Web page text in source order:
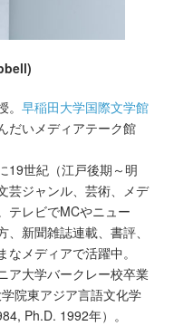
早稲田大学国際文学館
だいメディアテーク館
19世紀（江戸後期～明
芸ジャンル、芸術、メデ
テレビでMCやニュー
新聞雑誌連載、書評、
メディアで活躍中。
ア大学バークレー校卒業
院東アジア言語文化学
Ph.D. 1992年）。